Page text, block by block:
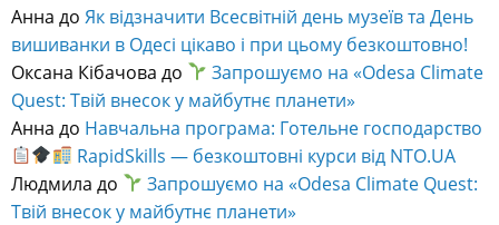
Анна до Як відзначити Всесвітній день музеїв та День
вишиванки в Одесі цікаво і при цьому безкоштовно!
Оксана Кібачова до
Запрошуємо на «Odesa Climate
Quest: Твій внесок у майбутнє планети»
Анна до Навчальна програма: Готельне господарство
RapidSkills — безкоштовні курси від NTO.UA
Людмила до
Запрошуємо на «Odesa Climate Quest:
Твій внесок у майбутнє планети»